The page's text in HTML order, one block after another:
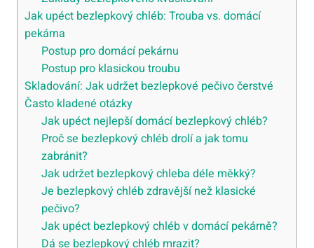
Jak upéct bezlepkový chléb: Trouba vs. domácí
pekárna
Postup pro domácí pekárnu
Postup pro klasickou troubu
Skladování: Jak udržet bezlepkové pečivo čerstvé
Často kladené otázky
Jak upéct nejlepší domácí bezlepkový chléb?
Proč se bezlepkový chléb drolí a jak tomu
zabránit?
Jak udržet bezlepkový chleba déle měkký?
Je bezlepkový chléb zdravější než klasické
pečivo?
Jak upéct bezlepkový chléb v domácí pekárně?
Dá se bezlepkový chléb mrazit?